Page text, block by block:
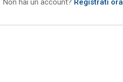
Non hai un account? Registrati ora